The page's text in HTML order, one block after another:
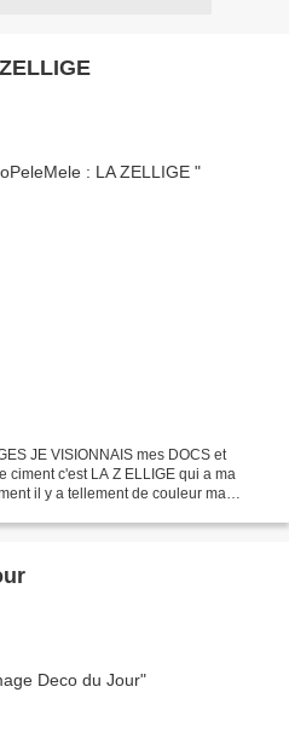
JE VISIONNAIS mes DOCS et
ciment c'est LA Z ELLIGE qui a ma
il y a tellement de couleur ma